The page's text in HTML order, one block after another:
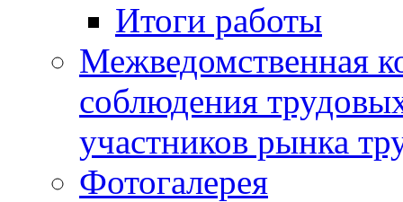
Итоги работы
Межведомственная
соблюдения
участников рынка
Фотогалерея